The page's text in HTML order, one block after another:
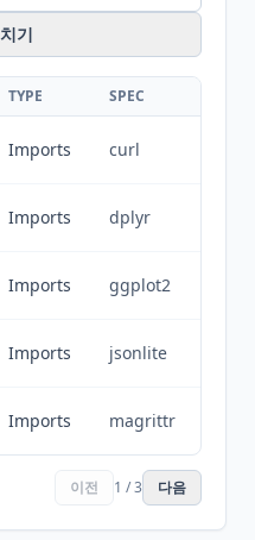
기
TYPE SPEC
Imports curl
Imports dplyr
Imports ggplot2
Imports jsonlite
Imports magrittr
이전 1 / 3 다음